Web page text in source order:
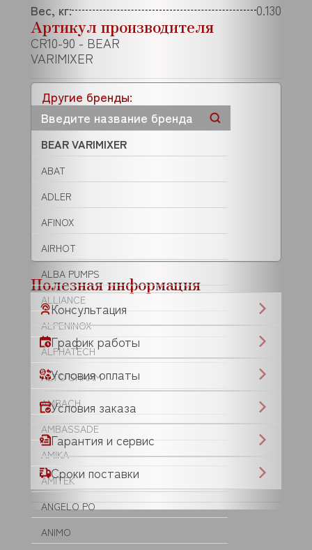
Другие бренды:
BEAR VARIMIXER
ABAT
ADLER
AFINOX
AIRHOT
ALBA PUMPS
ALLIANCE
ALPENINOX
ALPHATECH
ALTO SHAAM
AMBACH
AMBASSADE
AMIKA
AMITEK
ANGELO PO
ANIMO
Вес, кг:
0.130
Артикул производителя
CR10-90 - BEAR
VARIMIXER
Полезная информация
Консультация
График работы
Условия оплаты
Условия заказа
Гарантия и сервис
Сроки поставки